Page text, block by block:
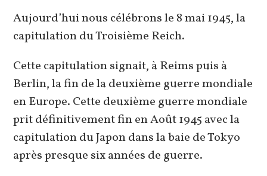
Aujourd’hui nous célébrons le 8 mai 1945, la
capitulation du Troisième Reich.
Cette capitulation signait, à Reims puis à
Berlin, la fin de la deuxième guerre mondiale
en Europe. Cette deuxième guerre mondiale
prit définitivement fin en Août 1945 avec la
capitulation du Japon dans la baie de Tokyo
après presque six années de guerre.